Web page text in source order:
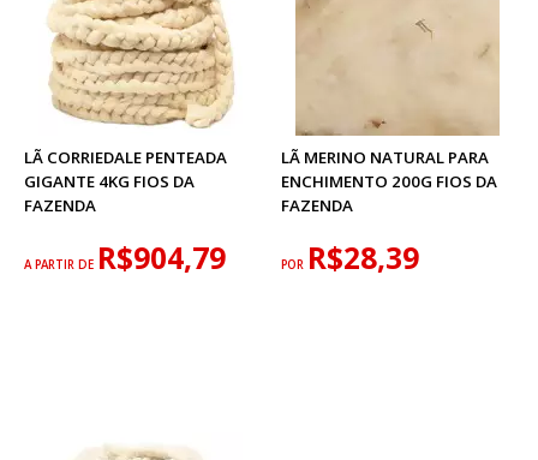
LÃ CORRIEDALE PENTEADA
GIGANTE 4KG FIOS DA
FAZENDA
A PARTIR DE R$904,79
LÃ MERINO NATURAL PARA
ENCHIMENTO 200G FIOS DA
FAZENDA
POR R$28,39